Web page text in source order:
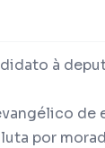
à
de
por